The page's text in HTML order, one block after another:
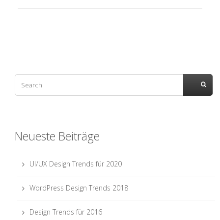
Neueste Beiträge
UI/UX Design Trends für 2020
WordPress Design Trends 2018
Design Trends für 2016